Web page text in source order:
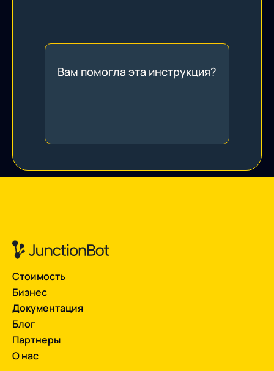
Вам помогла эта инструкция?
Стоимость
Бизнес
Документация
Блог
Партнеры
О нас